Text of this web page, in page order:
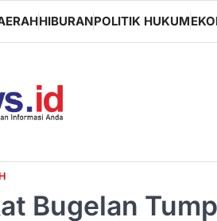
HIBURANPOLITIK HUKUM
Bugelan